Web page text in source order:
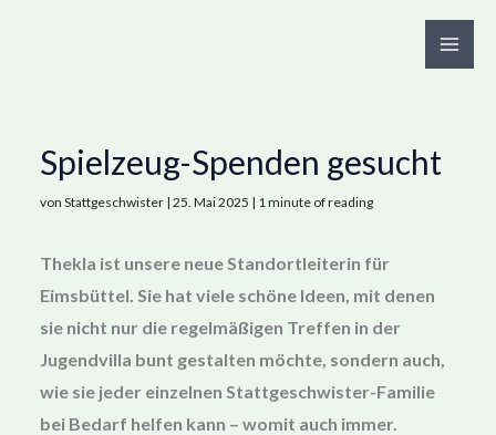
Spielzeug-Spenden gesucht
von Stattgeschwister | 25. Mai 2025 | 1 minute of reading
Thekla ist unsere neue Standortleiterin für
Eimsbüttel. Sie hat viele schöne Ideen, mit denen
sie nicht nur die regelmäßigen Treffen in der
Jugendvilla bunt gestalten möchte, sondern auch,
wie sie jeder einzelnen Stattgeschwister-Familie
bei Bedarf helfen kann – womit auch immer.